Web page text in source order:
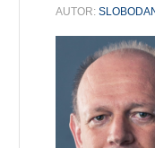
AUTOR: